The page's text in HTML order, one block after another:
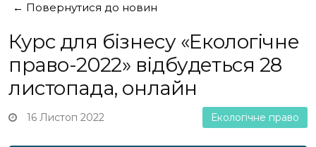
← Повернутися до новин
16 Листоп 2022 Екологічне право
Курс для бізнесу «Екологічне
право-2022» відбудеться 28
листопада, онлайн